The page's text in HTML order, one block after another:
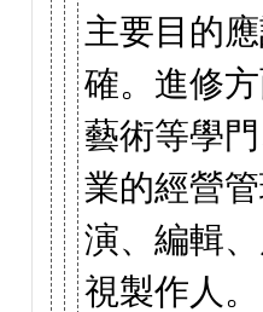
主要目的
確。進修
藝術等學
業的經營
演、編輯
視製作人。